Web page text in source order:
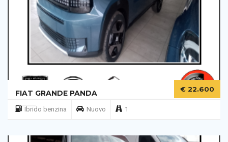
FIAT GRANDE PANDA € 22.600
Ibrido benzina Nuovo 1